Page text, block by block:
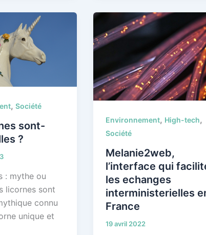
, Société
sont-
?
: mythe ou
licornes sont
connu
unique et
Environnement, High-tech,
Société
Melanie2web,
l’interface qui
les echanges
interministerielles
France
19 avril 2022